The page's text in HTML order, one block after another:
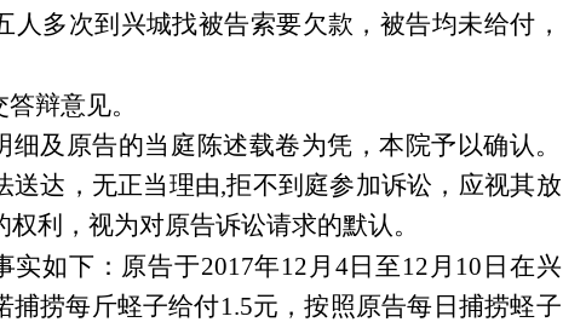
人多次到兴城找被告索要欠款，被告均未给付，
辩意见。
细及原告的当庭陈述载卷为凭，本院予以确认。
送达，无正当理由,拒不到庭参加诉讼，应视其放
利，视为对原告诉讼请求的默认。
实如下：原告于2017年12月4日至12月10日在兴
捕捞每斤蛏子给付1.5元，按照原告每日捕捞蛏子